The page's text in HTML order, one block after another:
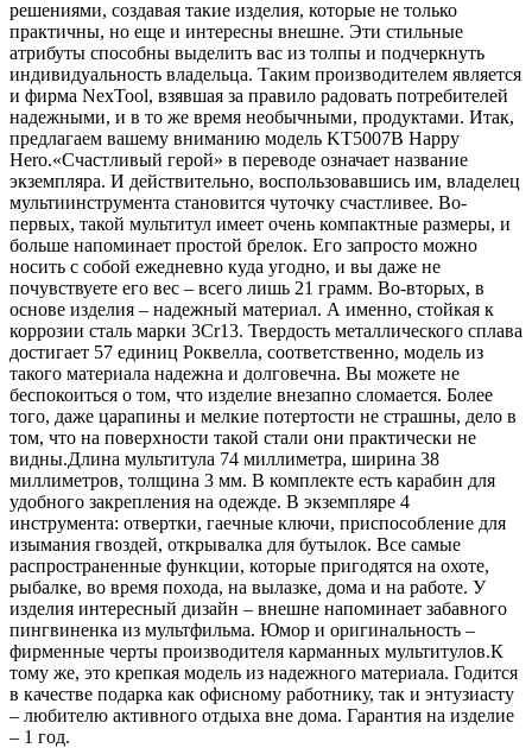
решениями, создавая такие изделия, которые не только
практичны, но еще и интересны внешне. Эти стильные
атрибуты способны выделить вас из толпы и подчеркнуть
индивидуальность владельца. Таким производителем является
и фирма NexTool, взявшая за правило радовать потребителей
надежными, и в то же время необычными, продуктами. Итак,
предлагаем вашему вниманию модель KT5007B Happy
Hero.«Счастливый герой» в переводе означает название
экземпляра. И действительно, воспользовавшись им, владелец
мультиинструмента становится чуточку счастливее. Во-
первых, такой мультитул имеет очень компактные размеры, и
больше напоминает простой брелок. Его запросто можно
носить с собой ежедневно куда угодно, и вы даже не
почувствуете его вес – всего лишь 21 грамм. Во-вторых, в
основе изделия – надежный материал. А именно, стойкая к
коррозии сталь марки 3Cr13. Твердость металлического сплава
достигает 57 единиц Роквелла, соответственно, модель из
такого материала надежна и долговечна. Вы можете не
беспокоиться о том, что изделие внезапно сломается. Более
того, даже царапины и мелкие потертости не страшны, дело в
том, что на поверхности такой стали они практически не
видны.Длина мультитула 74 миллиметра, ширина 38
миллиметров, толщина 3 мм. В комплекте есть карабин для
удобного закрепления на одежде. В экземпляре 4
инструмента: отвертки, гаечные ключи, приспособление для
изымания гвоздей, открывалка для бутылок. Все самые
распространенные функции, которые пригодятся на охоте,
рыбалке, во время похода, на вылазке, дома и на работе. У
изделия интересный дизайн – внешне напоминает забавного
пингвиненка из мультфильма. Юмор и оригинальность –
фирменные черты производителя карманных мультитулов.К
тому же, это крепкая модель из надежного материала. Годится
в качестве подарка как офисному работнику, так и энтузиасту
– любителю активного отдыха вне дома. Гарантия на изделие
– 1 год.